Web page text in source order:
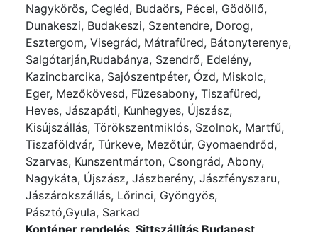
Nagykörös, Cegléd, Budaörs, Pécel, Gödöllő,
Dunakeszi, Budakeszi, Szentendre, Dorog,
Esztergom, Visegrád, Mátrafüred, Bátonyterenye,
Salgótarján,Rudabánya, Szendrő, Edelény,
Kazincbarcika, Sajószentpéter, Ózd, Miskolc,
Eger, Mezőkövesd, Füzesabony, Tiszafüred,
Heves, Jászapáti, Kunhegyes, Újszász,
Kisújszállás, Törökszentmiklós, Szolnok, Martfű,
Tiszaföldvár, Túrkeve, Mezőtúr, Gyomaendrőd,
Szarvas, Kunszentmárton, Csongrád, Abony,
Nagykáta, Újszász, Jászberény, Jászfényszaru,
Jászárokszállás, Lőrinci, Gyöngyös,
Pásztó,Gyula, Sarkad
Konténer rendelés, Sittszállítás Budapest